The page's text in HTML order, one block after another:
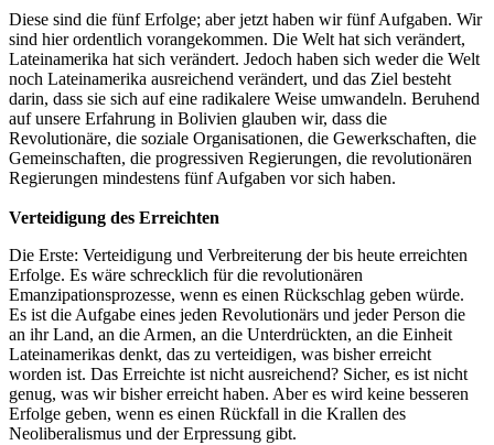
Diese sind die fünf Erfolge; aber jetzt haben wir fünf Aufgaben. Wir
sind hier ordentlich vorangekommen. Die Welt hat sich verändert,
Lateinamerika hat sich verändert. Jedoch haben sich weder die Welt
noch Lateinamerika ausreichend verändert, und das Ziel besteht
darin, dass sie sich auf eine radikalere Weise umwandeln. Beruhend
auf unsere Erfahrung in Bolivien glauben wir, dass die
Revolutionäre, die soziale Organisationen, die Gewerkschaften, die
Gemeinschaften, die progressiven Regierungen, die revolutionären
Regierungen mindestens fünf Aufgaben vor sich haben.
Verteidigung des Erreichten
Die Erste: Verteidigung und Verbreiterung der bis heute erreichten
Erfolge. Es wäre schrecklich für die revolutionären
Emanzipationsprozesse, wenn es einen Rückschlag geben würde.
Es ist die Aufgabe eines jeden Revolutionärs und jeder Person die
an ihr Land, an die Armen, an die Unterdrückten, an die Einheit
Lateinamerikas denkt, das zu verteidigen, was bisher erreicht
worden ist. Das Erreichte ist nicht ausreichend? Sicher, es ist nicht
genug, was wir bisher erreicht haben. Aber es wird keine besseren
Erfolge geben, wenn es einen Rückfall in die Krallen des
Neoliberalismus und der Erpressung gibt.